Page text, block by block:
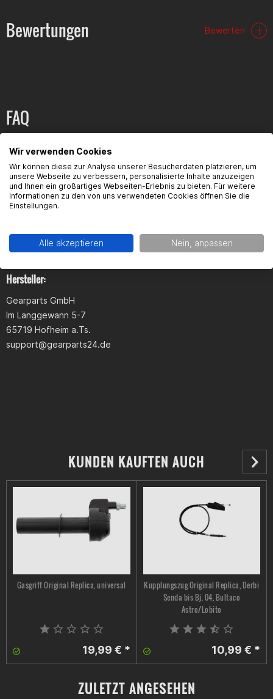
Bewertungen Bewerten
FAQ
Hier findest du die häufigsten Fragen und die dazugehörigen
Antworten zu diesem Artikel.
Produktsicherheit
Hersteller:
Gearparts GmbH
Im Langgewann 5-7
65719 Hofheim a.Ts.
support@gearparts24.de
KUNDEN KAUFTEN AUCH
Gasgriff Original Replica, universal
19,99 € *
Kupplungszug Original Replica, Derbi
Senda bis Bj. 04, Bultaco
Astro/Lobito
10,99 € *
ZULETZT ANGESEHEN
Wir verwenden Cookies
Wir können diese zur Analyse unserer Besucherdaten platzieren, um
unsere Webseite zu verbessern, personalisierte Inhalte anzuzeigen
und Ihnen ein großartiges Webseiten-Erlebnis zu bieten. Für weitere
Informationen zu den von uns verwendeten Cookies öffnen Sie die
Einstellungen.
Alle akzeptieren Nein, anpassen